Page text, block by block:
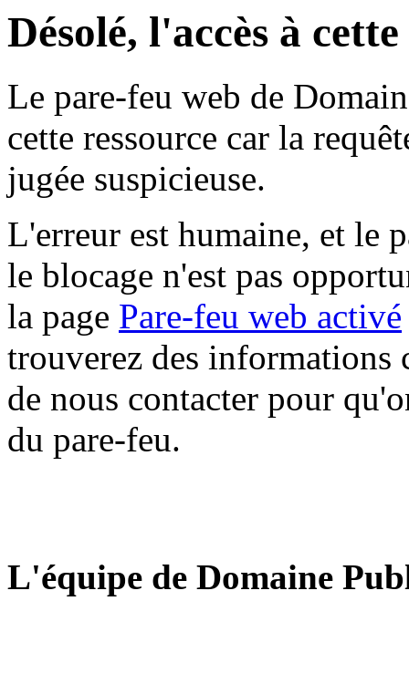
Désolé, l'accès à
Le pare-feu web de
cette ressource car la
jugée suspicieuse.
L'erreur est humaine, et le
le blocage n'est pas
la page Pare-feu web activé
trouverez des informations
de nous contacter pour
du pare-feu.
L'équipe de Domaine